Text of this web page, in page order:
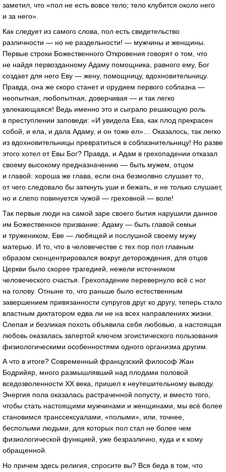
заметил, что «пол не есть вовсе тело; тело клубится около него
и за него».
Как следует из самого слова, пол есть свидетельство
различности — но не раздельности! — мужчины и женщины.
Первые строки Божественного Откровения говорят о том, что
не найдя первозданному Адаму помощника, равного ему, Бог
создает для него Еву — жену, помощницу, вдохновительницу.
Правда, она же скоро станет и орудием первого соблазна —
неопытная, любопытная, доверчивая — и так легко
увлекающаяся! Ведь именно это и сыграло решающую роль
в преступлении заповеди: «И увидела Ева, как плод прекрасен
собой, и ела, и дала Адаму, и он тоже ел»… Оказалось, так легко
из вдохновительницы превратиться в соблазнительницу! Но разве
этого хотел от Евы Бог? Правда, и Адам в грехопадении отказал
своему высокому предназначению — быть мужем, отцом
и главой: хороша же глава, если она безмолвно слушает то,
от чего следовало бы заткнуть уши и бежать, и не только слушает,
но и слепо повинуется чужой — греховной — воле!
Так первые люди на самой заре своего бытия нарушили данное
им Божественное призвание: Адаму — быть главой семьи
и тружеником, Еве — любящей и послушной своему мужу
матерью. И то, что в человечестве с тех пор пол главным
образом сконцентрировался вокруг деторождения, для отцов
Церкви было скорее трагедией, нежели источником
человеческого счастья. Грехопадение перевернуло всё с ног
на голову. Отныне то, что раньше было естественным
завершением привязанности супругов друг ко другу, теперь стало
властным диктатором едва ли не на всех направлениях жизни.
Слепая и безликая похоть объявила себя любовью, а настоящая
любовь оказалась запертой ключом эгоистического пользования
физиологическими особенностями одного организма другим.
А что в итоге? Современный французский философ Жан
Бодрийяр, много размышлявший над плодами половой
вседозволенности ХХ века, пришел к неутешительному выводу.
Энергия пола оказалась растраченной попусту, и вместо того,
чтобы стать настоящими мужчинами и женщинами, мы всё более
становимся транссексуалами, «полыми», или, точнее,
бесполыми людьми, для которых пол стал не более чем
физиологической функцией, уже безразлично, куда и к кому
обращенной.
Но причем здесь религия, спросите вы? Вся беда в том, что